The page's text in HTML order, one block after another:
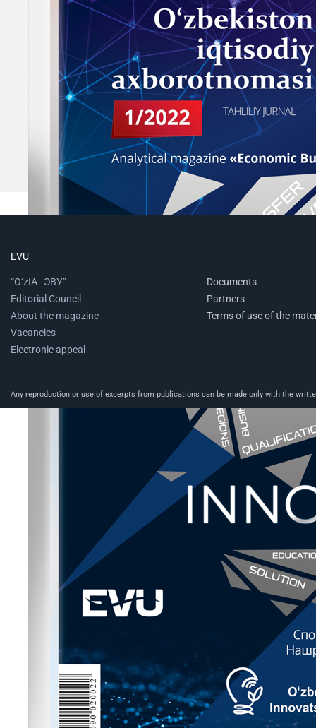
EVU
“O‘zIA–ЭВУ”
Editorial Council
About the magazine
Vacancies
Electronic appeal
Documents
Partners
Terms of use of the
Any reproduction or use of excerpts from publications can be made only with the